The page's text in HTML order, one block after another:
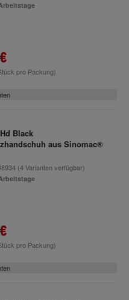
pro Packung)
Black
aus Sinomac®
(4 Varianten verfügbar)
pro Packung)